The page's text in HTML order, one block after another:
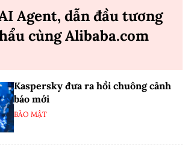
Agent, dẫn đầu tương
cùng Alibaba.com
Kaspersky đưa ra hồi chuông cảnh
báo mới
BẢO MẬT